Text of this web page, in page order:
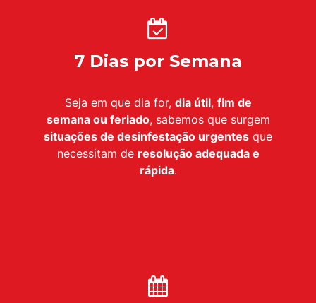
7 Dias por Semana
Seja em que dia for, dia útil, fim de
semana ou feriado, sabemos que surgem
situações de desinfestação urgentes que
necessitam de resolução adequada e
rápida.